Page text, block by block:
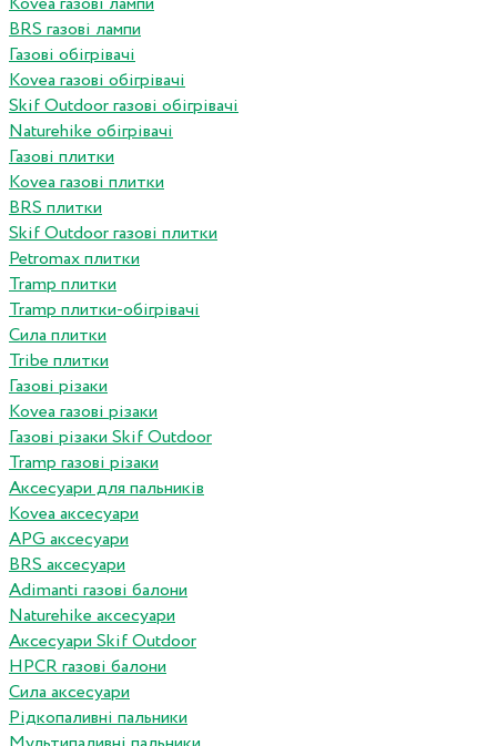
BRS газові лампи
Газові обігрівачі
Kovea газові обігрівачі
Skif Outdoor газові обігрівачі
Naturehike обігрівачі
Газові плитки
Kovea газові плитки
BRS плитки
Skif Outdoor газові плитки
Petromax плитки
Tramp плитки
Tramp плитки-обігрівачі
Сила плитки
Tribe плитки
Газові різаки
Kovea газові різаки
Газові різаки Skif Outdoor
Tramp газові різаки
Аксесуари для пальників
Kovea аксесуари
APG аксесуари
BRS аксесуари
Adimanti газові балони
Naturehike аксесуари
Аксесуари Skif Outdoor
HPCR газові балони
Сила аксесуари
Рідкопаливні пальники